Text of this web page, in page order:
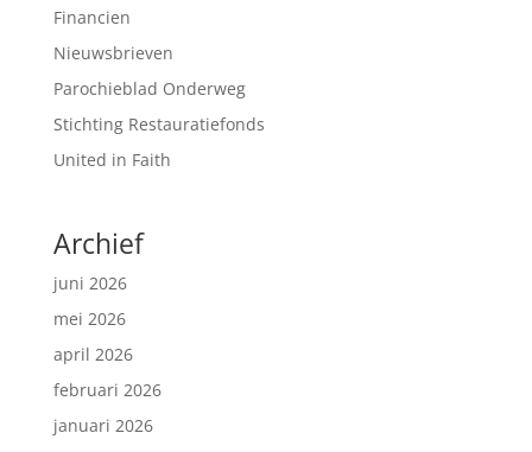
Financien
Nieuwsbrieven
Parochieblad Onderweg
Stichting Restauratiefonds
United in Faith
Archief
juni 2026
mei 2026
april 2026
februari 2026
januari 2026